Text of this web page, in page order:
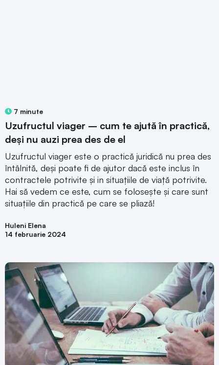
7 minute
Uzufructul viager – cum te ajută în practică,
deși nu auzi prea des de el
Uzufructul viager este o practică juridică nu prea des
întâlnită, deși poate fi de ajutor dacă este inclus în
contractele potrivite și in situațiile de viață potrivite.
Hai să vedem ce este, cum se folosește și care sunt
situațiile din practică pe care se pliază!
Huleni Elena
14 februarie 2024